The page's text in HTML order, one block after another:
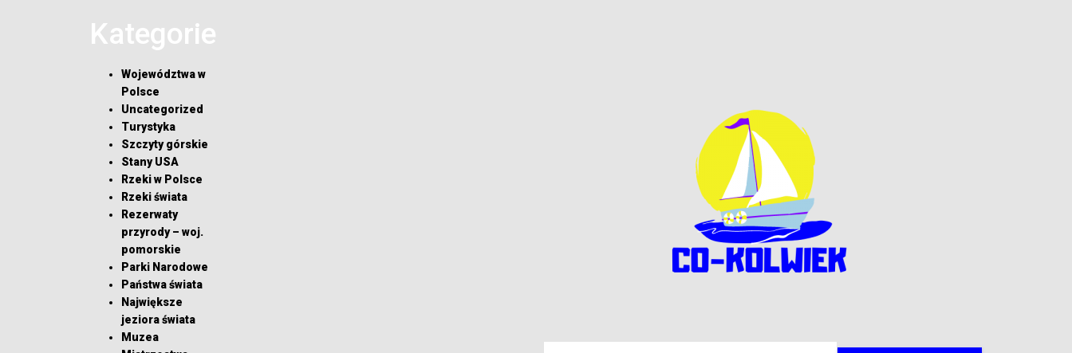
Kategorie
Województwa w
Polsce
Uncategorized
Turystyka
Szczyty górskie
Stany USA
Rzeki w Polsce
Rzeki świata
Rezerwaty
przyrody – woj.
pomorskie
Parki Narodowe
Państwa świata
Największe
jeziora świata
Muzea